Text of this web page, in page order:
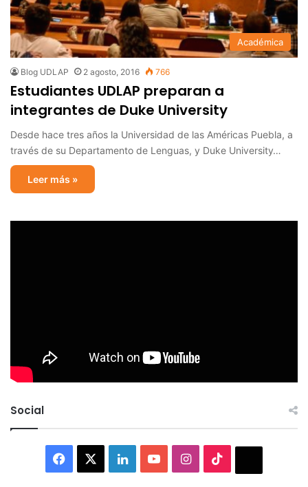
Académica
Blog UDLAP 2 agosto, 2016 766
Estudiantes UDLAP preparan a
integrantes de Duke University
Desde hace tres años la Universidad de las Américas Puebla, a
través de su Departamento de Lenguas, y Duke University…
Leer más »
Social
Facebook LinkedInYouTubeInstagram